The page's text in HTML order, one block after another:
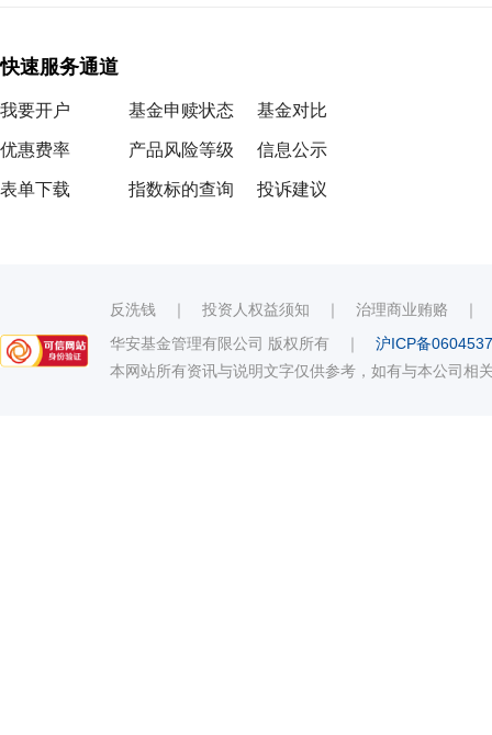
快速服务通道
我要开户
优惠费率
表单下载
基金申赎状态
产品风险等级
指数标的查询
基金对比
信息公示
投诉建议
反洗钱 ｜ 投资人权益须知 ｜ 治理商业贿赂
华安基金管理有限公司 版权所有 ｜ 沪ICP备
本网站所有资讯与说明文字仅供参考，如有与本公司相